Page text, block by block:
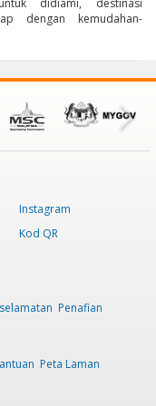
didiami, destinasi
dengan kemudahan-
Instagram
Kod QR
Penafian
Peta Laman